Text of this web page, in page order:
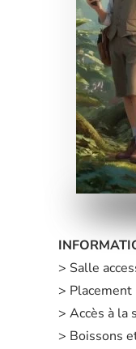
> Salle
>
> Accès à
> Boissons